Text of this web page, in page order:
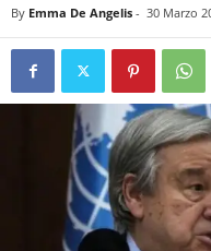
By Emma De Angelis - 30 Marzo